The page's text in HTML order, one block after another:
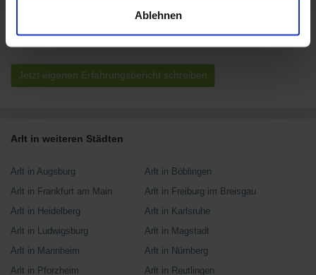
Ablehnen
Rezensionen für ARLT Computer
Dieses Geschäft hat noch keine Bewertungen.
Jetzt eigenen Erfahrungsbericht schreiben
Arlt in weiteren Städten
Arlt in Augsburg
Arlt in Böblingen
Arlt in Frankfurt am Main
Arlt in Freiburg im Breisgau
Arlt in Heidelberg
Arlt in Karlsruhe
Arlt in Ludwigsburg
Arlt in Magstadt
Arlt in Mannheim
Arlt in Nürnberg
Arlt in Pforzheim
Arlt in Reutlingen